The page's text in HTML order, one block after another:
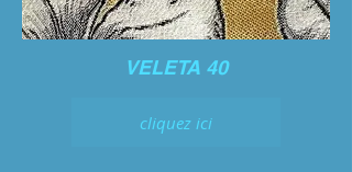
VELETA 40
cliquez ici